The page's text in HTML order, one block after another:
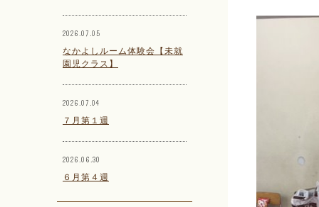
2026.07.05
なかよしルーム体験会【未就
園児クラス】
2026.07.04
７月第１週
2026.06.30
６月第４週